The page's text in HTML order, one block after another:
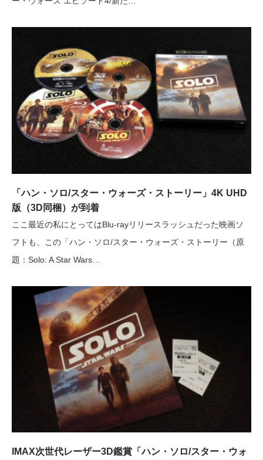
「ハン・ソロ/スター・ウォーズ・ストーリー」4K UHD
版（3D同梱）が到着
ここ最近の私にとってはBlu-rayリリースラッシュだった映画ソ
フトも、この「ハン・ソロ/スター・ウォーズ・ストーリー（原
題：Solo: A Star Wars…
IMAX次世代レーザー3D鑑賞「ハン・ソロ/スター・ウォ